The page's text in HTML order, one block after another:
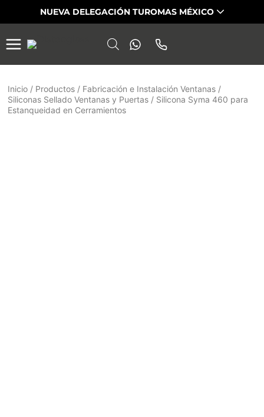
NUEVA DELEGACIÓN TUROMAS MÉXICO
Inicio / Productos / Fabricación e Instalación Ventanas /
Siliconas Sellado Ventanas y Puertas / Silicona Syma 460 para
Estanqueidad en Cerramientos